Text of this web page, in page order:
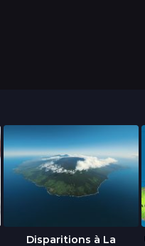
Disparitions à La